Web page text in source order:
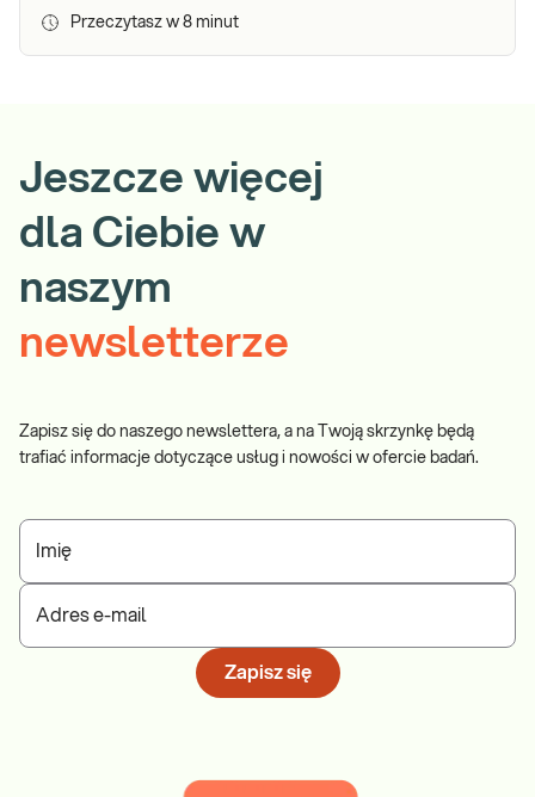
Przeczytasz w 8 minut
Jeszcze więcej
dla Ciebie w
naszym
newsletterze
Zapisz się do naszego newslettera, a na Twoją skrzynkę będą
trafiać informacje dotyczące usług i nowości w ofercie badań.
Imię
Adres e-mail
Zapisz się